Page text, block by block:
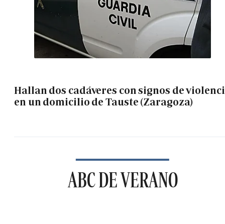
Hallan dos cadáveres con signos de
en un domicilio de Tauste (Zaragoza)
ABC DE VERANO